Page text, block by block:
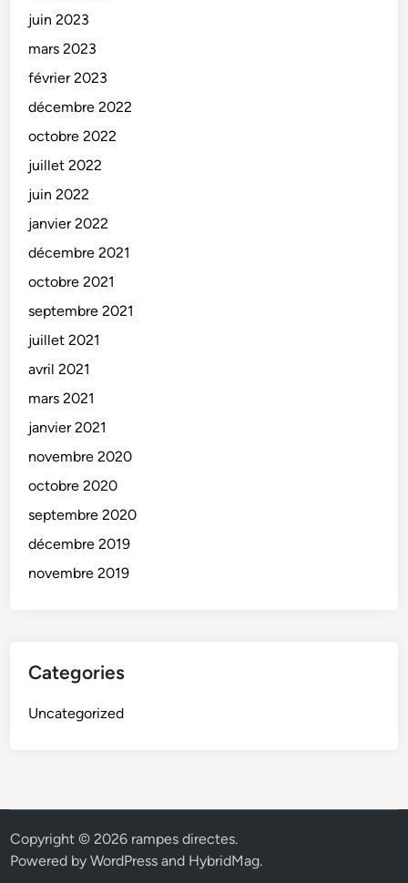
juin 2023
mars 2023
février 2023
décembre 2022
octobre 2022
juillet 2022
juin 2022
janvier 2022
décembre 2021
octobre 2021
septembre 2021
juillet 2021
avril 2021
mars 2021
janvier 2021
novembre 2020
octobre 2020
septembre 2020
décembre 2019
novembre 2019
Categories
Uncategorized
Copyright © 2026 rampes directes.
Powered byWordPress and HybridMag.